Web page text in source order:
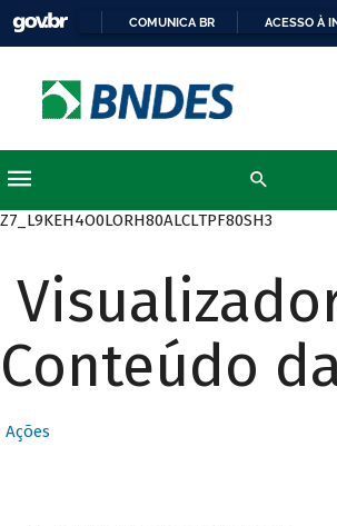
COMUNICA BR ACESSO À
Z7_L9KEH4O0LORH80ALCLTPF80SH3
Conteúdo
Ações